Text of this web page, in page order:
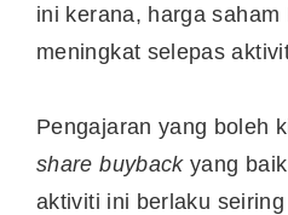
ini kerana, harga saham
meningkat selepas
Pengajaran yang boleh
share buybackyang
aktiviti ini berlaku